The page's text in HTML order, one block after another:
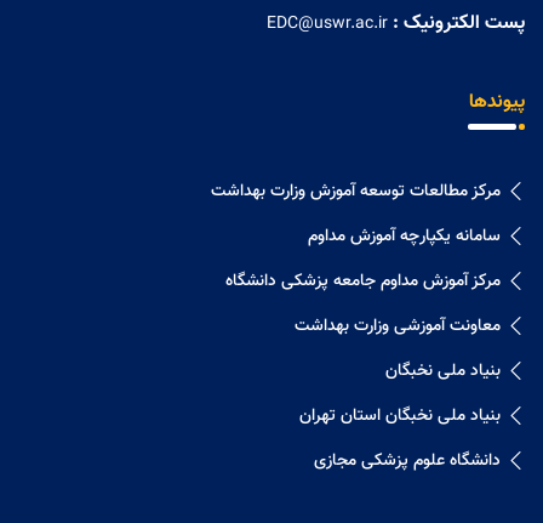
پست الکترونیک : EDC@uswr.ac.ir
پیوندها
مرکز مطالعات توسعه آموزش وزارت بهداشت
سامانه یکپارچه آموزش مداوم
مرکز آموزش مداوم جامعه پزشکی دانشگاه
معاونت آموزشی وزارت بهداشت
بنیاد ملی نخبگان
بنیاد ملی نخبگان استان تهران
دانشگاه علوم پزشکی مجازی